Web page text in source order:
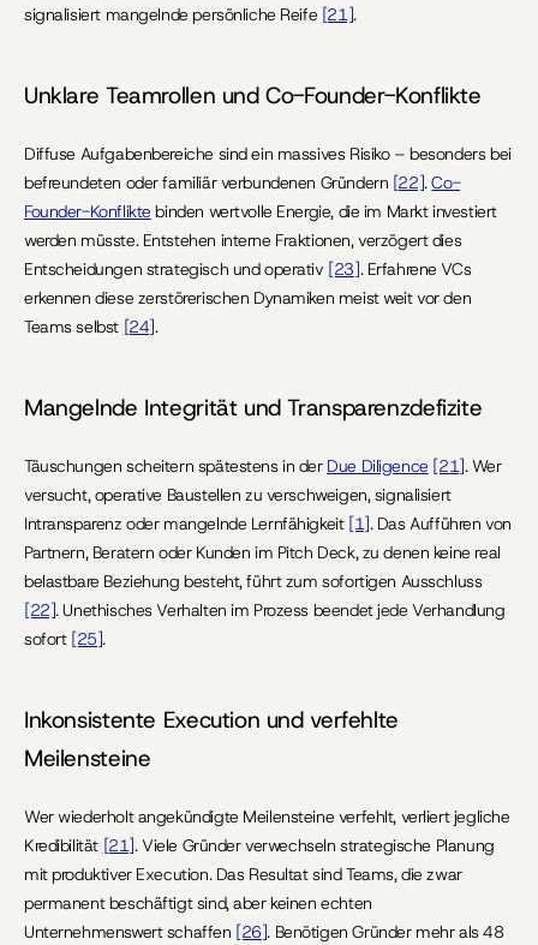
signalisiert mangelnde persönliche Reife [21].
Unklare Teamrollen und Co-Founder-Konflikte
Diffuse Aufgabenbereiche sind ein massives Risiko – besonders bei
befreundeten oder familiär verbundenen Gründern [22]. Co-
Founder-Konflikte binden wertvolle Energie, die im Markt investiert
werden müsste. Entstehen interne Fraktionen, verzögert dies
Entscheidungen strategisch und operativ [23]. Erfahrene VCs
erkennen diese zerstörerischen Dynamiken meist weit vor den
Teams selbst [24].
Mangelnde Integrität und Transparenzdefizite
Täuschungen scheitern spätestens in der Due Diligence [21]. Wer
versucht, operative Baustellen zu verschweigen, signalisiert
Intransparenz oder mangelnde Lernfähigkeit [1]. Das Aufführen von
Partnern, Beratern oder Kunden im Pitch Deck, zu denen keine real
belastbare Beziehung besteht, führt zum sofortigen Ausschluss
[22]. Unethisches Verhalten im Prozess beendet jede Verhandlung
sofort [25].
Inkonsistente Execution und verfehlte
Meilensteine
Wer wiederholt angekündigte Meilensteine verfehlt, verliert jegliche
Kredibilität [21]. Viele Gründer verwechseln strategische Planung
mit produktiver Execution. Das Resultat sind Teams, die zwar
permanent beschäftigt sind, aber keinen echten
Unternehmenswert schaffen [26]. Benötigen Gründer mehr als 48